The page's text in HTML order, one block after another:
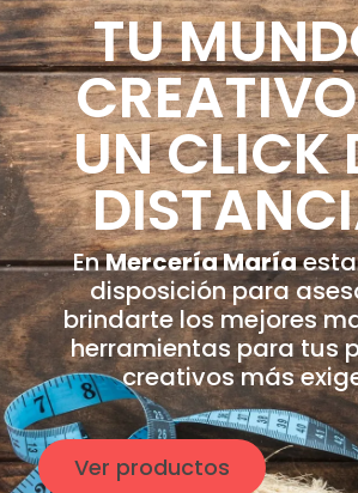
TU
UN CLICK
EnMercería María
disposición para
brindarte los mejores
herramientas para tus
creativos más
Ver productos